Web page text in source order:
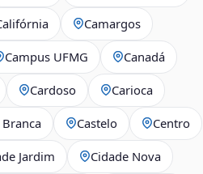
Camargos
Campus UFMG Canadá
Cardoso Carioca
Branca Castelo Centro
Jardim Cidade Nova